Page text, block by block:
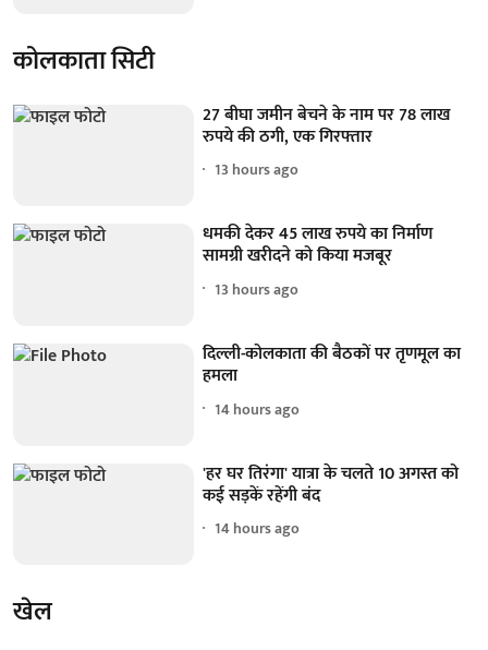
कोलकाता सिटी
27 बीघा जमीन बेचने के नाम पर 78 लाख
रुपये की ठगी, एक गिरफ्तार
13 hours ago
धमकी देकर 45 लाख रुपये का निर्माण
सामग्री खरीदने को किया मजबूर
13 hours ago
दिल्ली-कोलकाता की बैठकों पर तृणमूल का
हमला
14 hours ago
'हर घर तिरंगा' यात्रा के चलते 10 अगस्त को
कई सड़कें रहेंगी बंद
14 hours ago
खेल